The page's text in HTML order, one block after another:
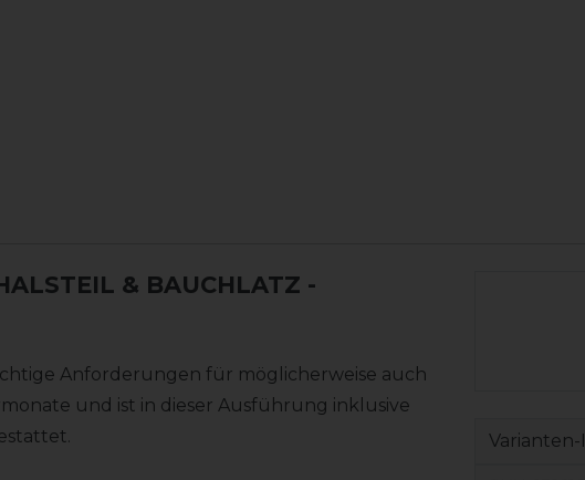
& BAUCHLATZ -
Anforderungen für möglicherweise auch
und ist in dieser Ausführung inklusive
Varianten-